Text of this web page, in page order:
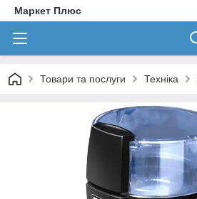
Маркет Плюс
Товари та послуги Техніка